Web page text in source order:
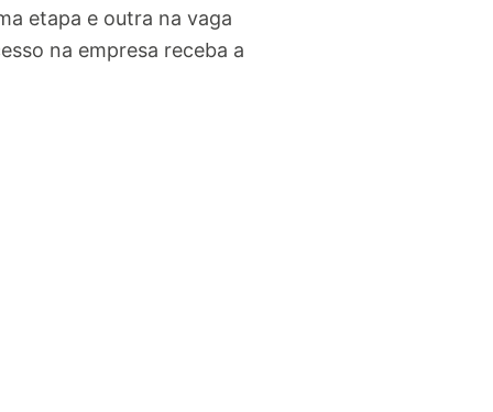
etapa e outra na vaga
na empresa receba a